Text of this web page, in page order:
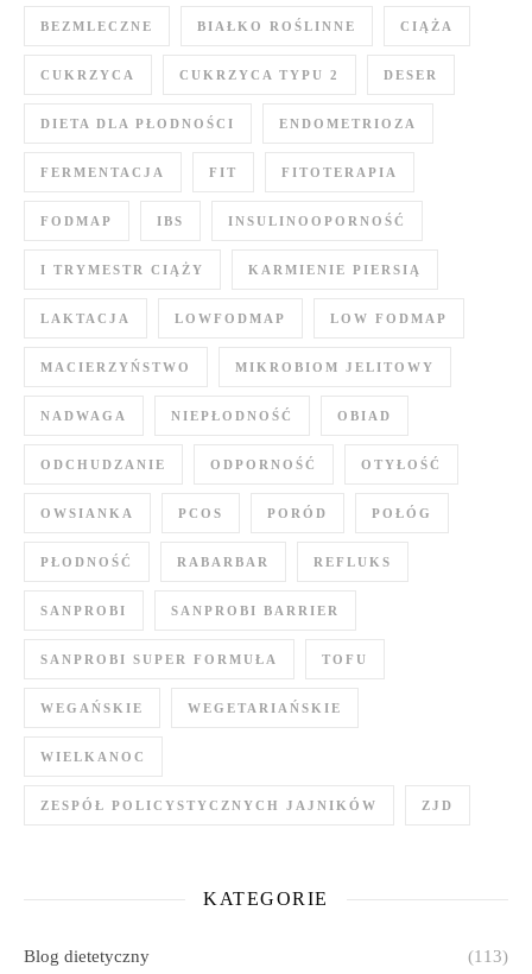
BEZMLECZNE BIAŁKO ROŚLINNE CIĄŻA
CUKRZYCA CUKRZYCA TYPU 2 DESER
DIETA DLA PŁODNOŚCI ENDOMETRIOZA
FERMENTACJA FIT FITOTERAPIA
FODMAP IBS INSULINOOPORNOŚĆ
I TRYMESTR CIĄŻY KARMIENIE PIERSIĄ
LAKTACJA LOWFODMAP LOW FODMAP
MACIERZYŃSTWO MIKROBIOM JELITOWY
NADWAGA NIEPŁODNOŚĆ OBIAD
ODCHUDZANIE ODPORNOŚĆ OTYŁOŚĆ
OWSIANKA PCOS PORÓD POŁÓG
PŁODNOŚĆ RABARBAR REFLUKS
SANPROBI SANPROBI BARRIER
SANPROBI SUPER FORMUŁA TOFU
WEGAŃSKIE WEGETARIAŃSKIE
WIELKANOC
ZESPÓŁ POLICYSTYCZNYCH JAJNIKÓW ZJD
KATEGORIE
Blog dietetyczny (113)